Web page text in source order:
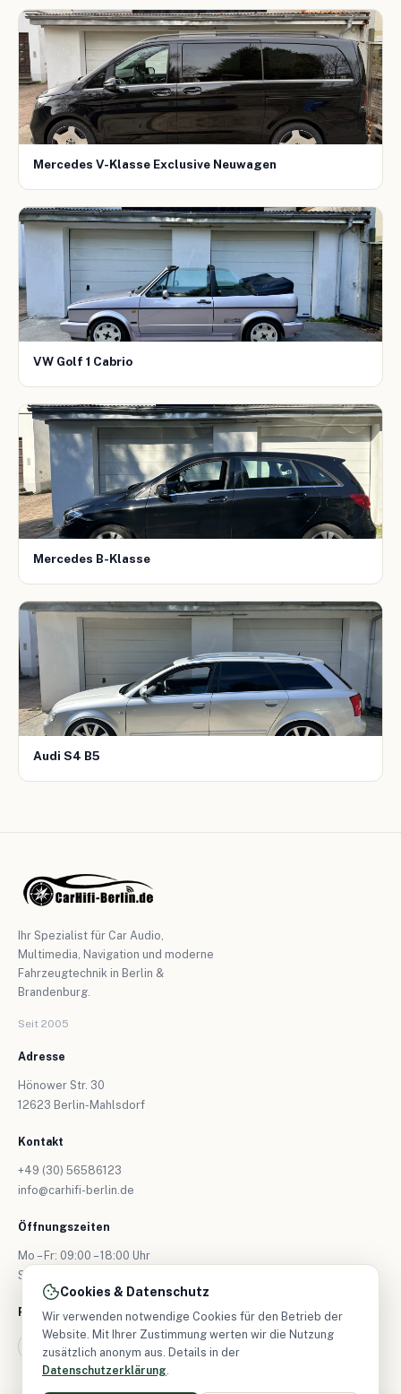
Mercedes V-Klasse Exclusive Neuwagen
VW Golf 1 Cabrio
Mercedes B-Klasse
Audi S4 B5
Ihr Spezialist für Car Audio,
Multimedia, Navigation und moderne
Fahrzeugtechnik in Berlin &
Brandenburg.
Seit 2005
Adresse
Hönower Str. 30
12623 Berlin-Mahlsdorf
Kontakt
+49 (30) 56586123
info@carhifi-berlin.de
Öffnungszeiten
Mo – Fr: 09:00 – 18:00 Uhr
Sa: nur nach Vereinbarung
Folgen Sie uns
Cookies & Datenschutz
Wir verwenden notwendige Cookies für den Betrieb der
Website. Mit Ihrer Zustimmung werten wir die Nutzung
zusätzlich anonym aus. Details in der
Datenschutzerklärung.